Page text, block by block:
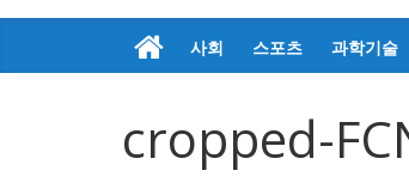
사회 스포츠 과학기술
cropped-